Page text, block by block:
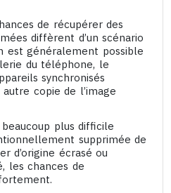
de récupérer des
diffèrent d’un scénario
est généralement possible
du téléphone, le
synchronisés
copie de l’image
plus difficile
supprimée de
d’origine écrasé ou
les chances de